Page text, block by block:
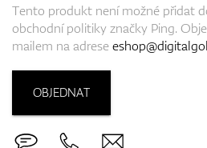
Tento produkt není možné přidat
obchodní politiky značky Ping.
mailem na adrese
OBJEDNAT